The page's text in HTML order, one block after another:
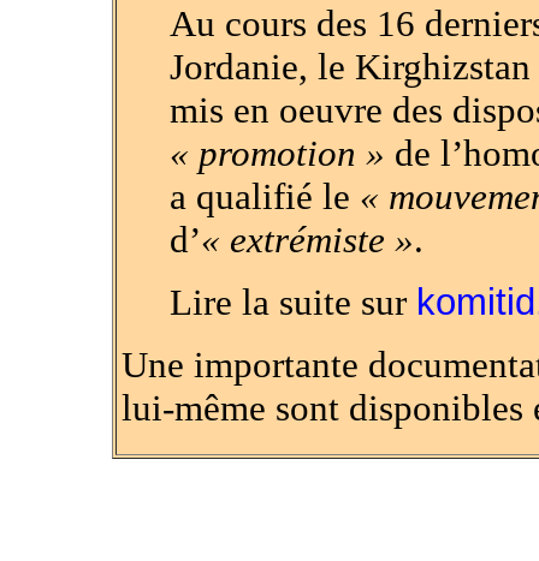
Au cours des 16
Jordanie, le
mis en oeuvre des
« promotion » de
a qualifié le «
d’« extrémiste ».
Lire la suite sur
Une importante
lui-même sont disponibles